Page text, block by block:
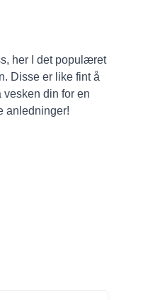
her I det populæret
Disse er like fint å
vesken din for en
anledninger!